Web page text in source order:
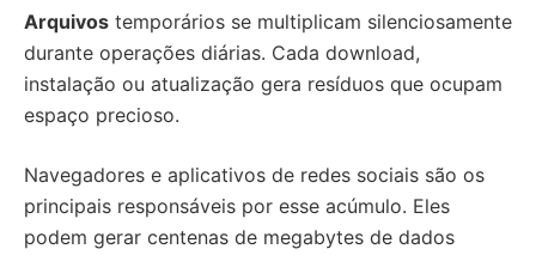
Arquivos temporários se multiplicam silenciosamente
durante operações diárias. Cada download,
instalação ou atualização gera resíduos que ocupam
espaço precioso.
Navegadores e aplicativos de redes sociais são os
principais responsáveis por esse acúmulo. Eles
podem gerar centenas de megabytes de dados